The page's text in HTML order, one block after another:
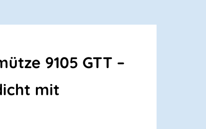
9105 GTT –
mit